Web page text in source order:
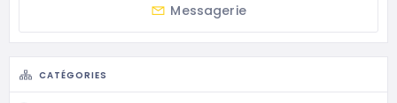
Messagerie
CATÉGORIES